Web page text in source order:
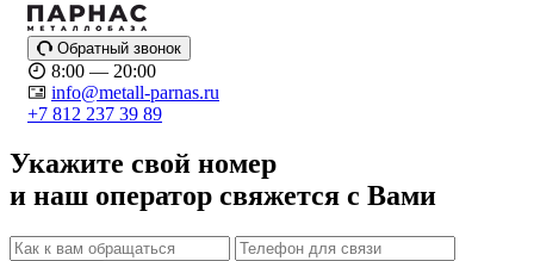
Обратный звонок
8:00 — 20:00
info@metall-parnas.ru
+7 812 237 39 89
Укажите свой номер
и наш оператор свяжется с Вами